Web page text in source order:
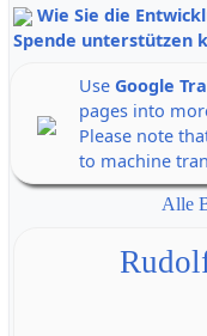
Wie Sie die
Spende unterstützen
Use Google
pages into
Please note
to machine
Alle